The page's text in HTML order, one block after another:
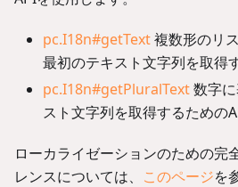
pc.I18n#getText複数形のリ
最初のテキスト文字列を取得
pc.I18n#getPluralText数字
スト文字列を取得するための
ローカライゼーションのための完
レンスについては、 このページを